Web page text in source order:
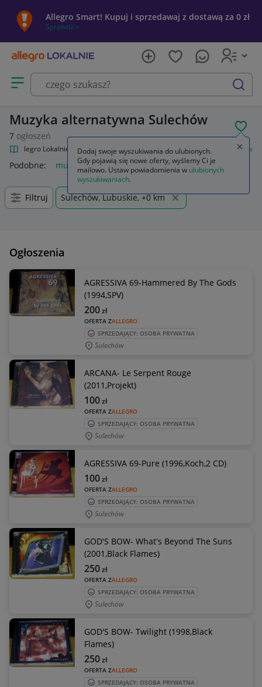
Allegro Smart! Kupuj i sprzedawaj z dostawą za 0 zł
Sprawdź »
Otwórz menu z kategoriami
szukaj
Muzyka alternatywna Sulechów
7 ogłoszeń
Allegro Lokalnie Kultura i rozrywka Muzyka Muzyka alternatywna
Podobne: muzyka alternatywna
Filtruj Sulechów, Lubuskie, +0 km
Ogłoszenia
AGRESSIVA 69-Hammered By The Gods
(1994,SPV)
OFERTA ZALLEGRO
200zł
SPRZEDAJĄCY: OSOBA PRYWATNA
Sulechów
ARCANA- Le Serpent Rouge
(2011,Projekt)
OFERTA ZALLEGRO
100zł
SPRZEDAJĄCY: OSOBA PRYWATNA
Sulechów
AGRESSIVA 69-Pure (1996,Koch,2 CD)
OFERTA ZALLEGRO
100zł
SPRZEDAJĄCY: OSOBA PRYWATNA
Sulechów
GOD'S BOW- What's Beyond The Suns
(2001,Black Flames)
OFERTA ZALLEGRO
250zł
SPRZEDAJĄCY: OSOBA PRYWATNA
Sulechów
GOD'S BOW- Twilight (1998,Black
Flames)
OFERTA ZALLEGRO
250zł
SPRZEDAJĄCY: OSOBA PRYWATNA
Dodaj swoje wyszukiwania do ulubionych.
Gdy pojawią się nowe oferty, wyślemy Ci je
mailowo. Ustaw powiadomienia w ulubionych
wyszukiwaniach.